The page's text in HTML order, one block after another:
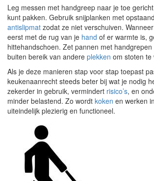
Leg messen met handgreep naar je toe
kunt pakken. Gebruik snijplanken met
antislipmat zodat ze niet verschuiven.
eerst met de rug van je hand of er warmte is,
hittehandschoen. Zet pannen met
buiten bereik van andere plekken om stoten te
Als je deze manieren stap voor stap toepast
keukenaanrecht steeds beter bij wat je nodig
zekerder in gebruik, vermindert risico’s, en
minder belastend. Zo wordt koken en werken
uiteindelijk plezierig en functioneel.